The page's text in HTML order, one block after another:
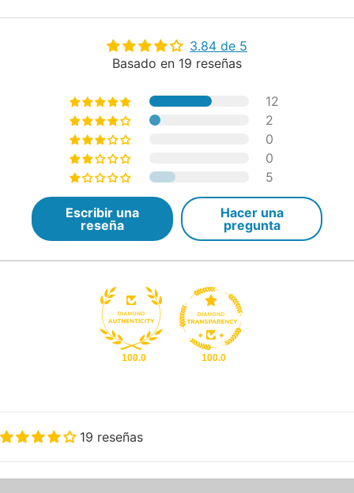
3.84 de 5
Basado en 19 reseñas
12
2
0
0
5
Escribir una
reseña
Hacer una
pregunta
100.0 100.0
19 reseñas